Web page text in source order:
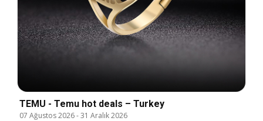
TEMU - Temu hot deals – Turkey
07 Ağustos 2026-31 Aralık 2026